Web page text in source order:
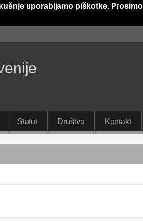
uporabljamo piškotke. Prosimo
Statut Društva Kontakt